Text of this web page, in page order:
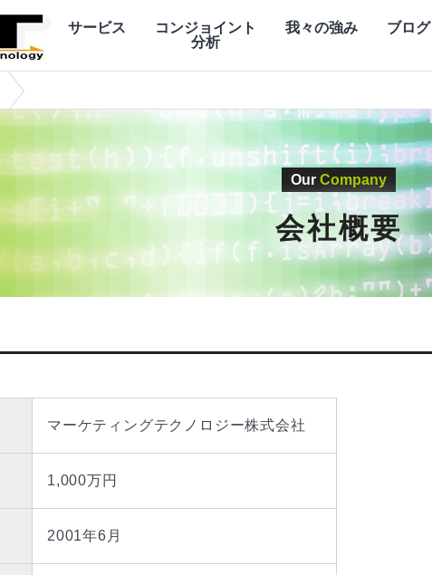
サービス
コンジョイント
分析
我々の強み ブログ
Our Company
会社概要
マーケティングテクノロジー株式会社
1,000万円
2001年6月